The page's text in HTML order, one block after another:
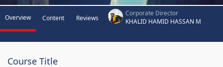
Overview Content Reviews
Corporate Director
KHALID HAMID HASSAN M
Course Title